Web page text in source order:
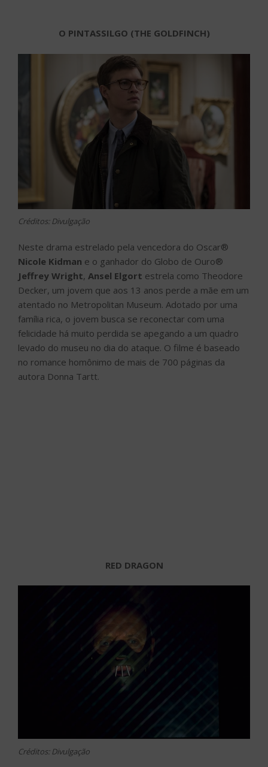
O PINTASSILGO (THE GOLDFINCH)
Créditos: Divulgação
Neste drama estrelado pela vencedora do Oscar®
Nicole Kidman e o ganhador do Globo de Ouro®
Jeffrey Wright, Ansel Elgort estrela como Theodore
Decker, um jovem que aos 13 anos perde a mãe em um
atentado no Metropolitan Museum. Adotado por uma
família rica, o jovem busca se reconectar com uma
felicidade há muito perdida se apegando a um quadro
levado do museu no dia do ataque. O filme é baseado
no romance homônimo de mais de 700 páginas da
autora Donna Tartt.
RED DRAGON
Créditos: Divulgação